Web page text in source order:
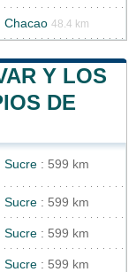
Chacao 48.4 km
Y LOS
DE
Sucre : 599 km
Sucre : 599 km
Sucre : 599 km
Sucre : 599 km